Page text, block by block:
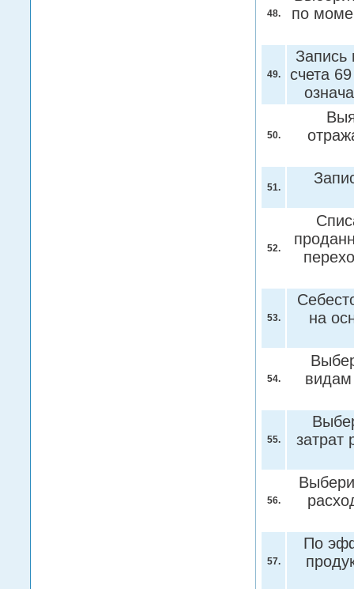
48.
по
49.
Запись
счета
50.
51.
52.
53.
на
54.
видам
55.
затрат
56.
57.
По